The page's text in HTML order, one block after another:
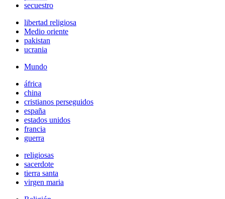
secuestro
libertad religiosa
Medio oriente
pakistan
ucrania
Mundo
áfrica
china
cristianos perseguidos
españa
estados unidos
francia
guerra
religiosas
sacerdote
tierra santa
virgen maria